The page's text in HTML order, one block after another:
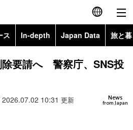
English
简体字
ス In-depth Japan Data 旅と
Topics
除要請へ 警察庁、SNS投
News
from Japan
10:31 更新